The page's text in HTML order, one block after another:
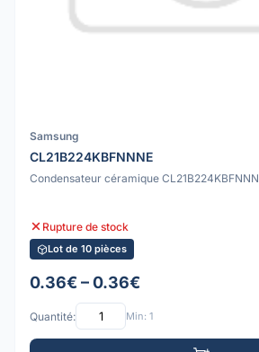
Samsung
CL21B224KBFNNNE
Condensateur céramique
Rupture de stock
Lot de 10 pièces
0.36€ – 0.36€
Quantité: Min: 1